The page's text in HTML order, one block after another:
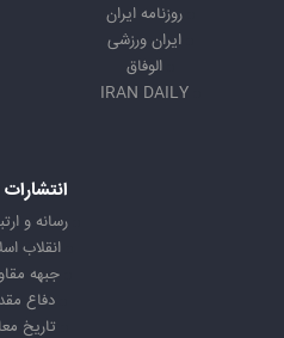
روزنامه ایران
ایران ورزشی
الوفاق
IRAN DAILY
انتشارات
رسانه و
انقلاب
جبهه
دفاع
تاریخ